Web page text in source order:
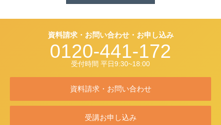
資料請求・お問い合わせ・お申し込み
0120-441-172
受付時間 平日9:30~18:00
資料請求・お問い合わせ
受講お申し込み